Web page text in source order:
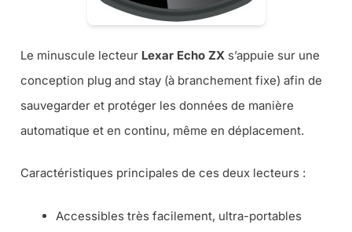
Le minuscule lecteur Lexar Echo ZX s’appuie sur une
conception plug and stay (à branchement fixe) afin de
sauvegarder et protéger les données de manière
automatique et en continu, même en déplacement.
Caractéristiques principales de ces deux lecteurs :
Accessibles très facilement, ultra-portables